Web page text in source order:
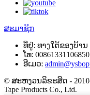
ສະມາຊິກ
ທີ່ຢູ່: ທາງ​ໃຕ້​ຂອງ​ບ້ານ
ໂທ:
ອີເມວ:
© ສະຫງວນລິຂະສິດ - 2010-
Tape Products Co., Ltd.